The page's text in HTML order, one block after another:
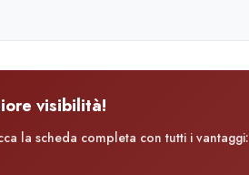
visibilità!
la scheda completa con tutti i vantaggi: